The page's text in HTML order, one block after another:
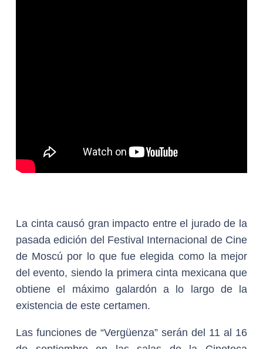
La cinta causó gran impacto entre el jurado de la
pasada edición del Festival Internacional de Cine
de Moscú por lo que fue elegida como la mejor
del evento, siendo la primera cinta mexicana que
obtiene el máximo galardón a lo largo de la
existencia de este certamen.
Las funciones de “Vergüenza” serán del 11 al 16